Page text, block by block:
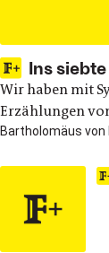
Ins
Wir haben mit
Erzählungen
Bartholomäus